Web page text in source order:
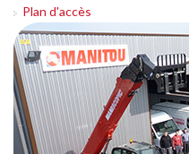
Plan d'accès